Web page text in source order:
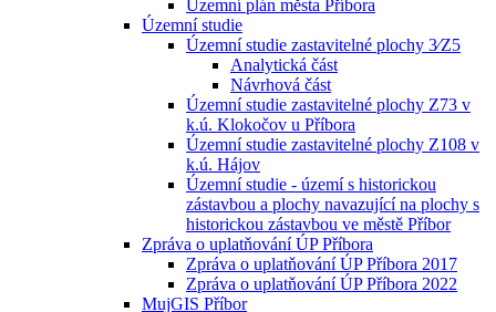
Územní plán města Příbora
Územní studie
Územní studie zastavitelné plochy 3⁄Z5
Analytická část
Návrhová část
Územní studie zastavitelné plochy Z73 v
k.ú. Klokočov u Příbora
Územní studie zastavitelné plochy Z108 v
k.ú. Hájov
Územní studie - území s historickou
zástavbou a plochy navazující na plochy s
historickou zástavbou ve městě Příbor
Zpráva o uplatňování ÚP Příbora
Zpráva o uplatňování ÚP Příbora 2017
Zpráva o uplatňování ÚP Příbora 2022
MujGIS Příbor